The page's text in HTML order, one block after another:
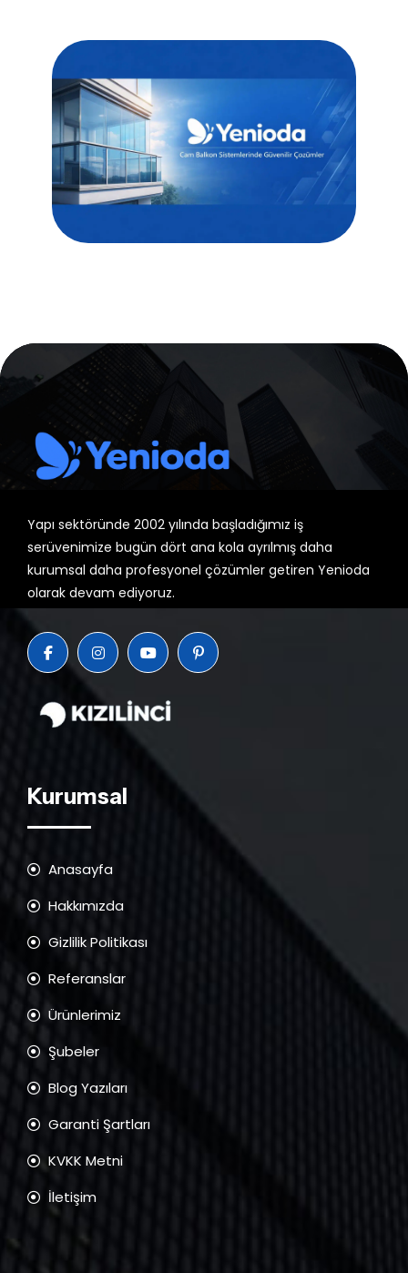
Yapı sektöründe 2002 yılında başladığımız iş
serüvenimize bugün dört ana kola ayrılmış daha
kurumsal daha profesyonel çözümler getiren Yenioda
olarak devam ediyoruz.
Kurumsal
Anasayfa
Hakkımızda
Gizlilik Politikası
Referanslar
Ürünlerimiz
Şubeler
Blog Yazıları
Garanti Şartları
KVKK Metni
İletişim